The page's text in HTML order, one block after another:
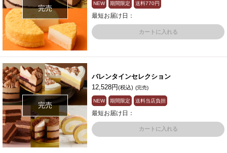
完売
NEW 期間限定 送料770円
最短お届け日：
カートに入れる
完売
バレンタインセレクション
12,528円(税込) (完売)
NEW 期間限定 送料当店負担
最短お届け日：
カートに入れる